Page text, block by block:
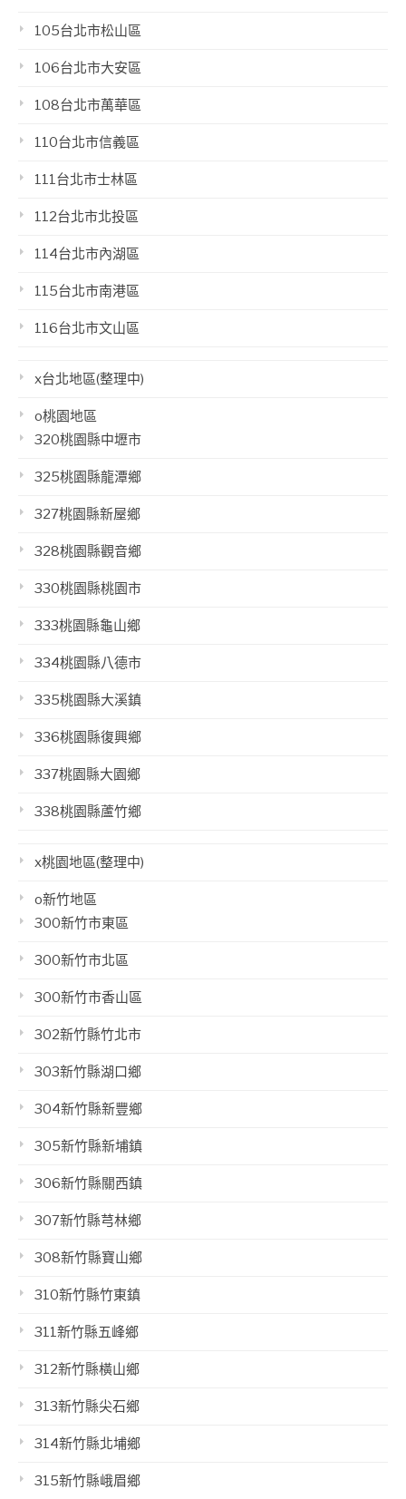
105台北市松山區
106台北市大安區
108台北市萬華區
110台北市信義區
111台北市士林區
112台北市北投區
114台北市內湖區
115台北市南港區
116台北市文山區
x台北地區(整理中)
o桃園地區
320桃園縣中壢市
325桃園縣龍潭鄉
327桃園縣新屋鄉
328桃園縣觀音鄉
330桃園縣桃園市
333桃園縣龜山鄉
334桃園縣八德市
335桃園縣大溪鎮
336桃園縣復興鄉
337桃園縣大園鄉
338桃園縣蘆竹鄉
x桃園地區(整理中)
o新竹地區
300新竹市東區
300新竹市北區
300新竹市香山區
302新竹縣竹北市
303新竹縣湖口鄉
304新竹縣新豐鄉
305新竹縣新埔鎮
306新竹縣關西鎮
307新竹縣芎林鄉
308新竹縣寶山鄉
310新竹縣竹東鎮
311新竹縣五峰鄉
312新竹縣橫山鄉
313新竹縣尖石鄉
314新竹縣北埔鄉
315新竹縣峨眉鄉